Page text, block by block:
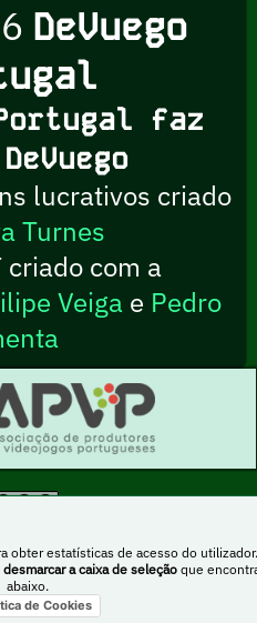
obter estatísticas de acesso do
desmarcar a caixa de seleção que
abaixo.
de Cookies
DeVuego
faz
lucrativos criado
Turnes
criado com a
Veiga e Pedro
Internacional